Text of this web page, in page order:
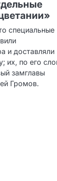
специальные
и доставляли
их, по его
замглавы
Громов.